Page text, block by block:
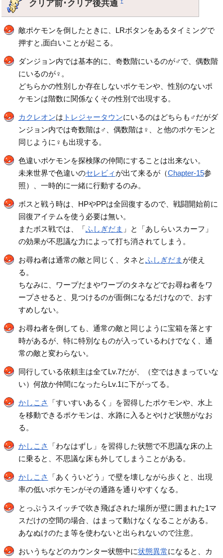
クリア前･クリア後共通†
敵ポケモンを倒したときに、LRボタンをあるタイミングで
押すと,面白いことが起こる。
ダンジョン内では基本的に、奇数階にいるのが♂で、偶数階
にいるのが♀。
どちらかの性別しか存在しないポケモンや、性別のないポ
ケモンは階数に関係なくその性別で出現する。
カクレオンは トレジャータウンにいるのはどちらも♂だがダ
ンジョン内では奇数階は♂、偶数階は♀、と他のポケモンと
同じように♀も出現する。
色違いポケモンを探検隊の仲間にすることは出来ない。
未来世界で色違いのセレビィ が出て来るが（Chapter-15参
照）、一時的に一緒に行動するのみ。
ボスと戦う時は、HPやPPは全回復するので、戦闘開始前に
回復アイテムを使う必要は無い。
またボス戦では、「ふしぎだま 」と「あしらいスカーフ」
の効果が不思議な力によって打ち消されてしまう。
お尋ね者は通常の敵と同じく、タネとふしぎだま が使え
る。
ちなみに、ワープだまやワープのタネなどでお尋ね者をワ
ープさせると、見つけるのが面倒になるだけなので、おす
すめしない。
お尋ね者を倒しても、通常の敵と同じように宝箱を落とす
時があるが、特に特別なものが入っているわけでなく、通
常の敵と変わらない。
同行している依頼主は全てLv.7だが、（空ではきまっていな
い）何故か仲間になったらLv.1に下がってる。
かしこさ
「すいすいあるく」を習得したポケモンや、水上
を移動できるポケモンは、水路に入るとやけど状態がなお
る。
かしこさ
「わなはずし」を習得した状態で不思議な床の上
に乗ると、不思議な床も外してしまうことがある。
かしこさ
「あくういどう」で壁を壊しながら歩くと、出現
率の低いポケモンがその通路を通りやすくなる。
とっぷうスイッチで吹き飛ばされた場所が壁に囲まれた1マ
スだけの空間の場合、はまって動けなくなることがある。
あなぬけのたま等を使わないと出られないので注意。
おいうちなどのカウンター状態中に状態異常になると、カ